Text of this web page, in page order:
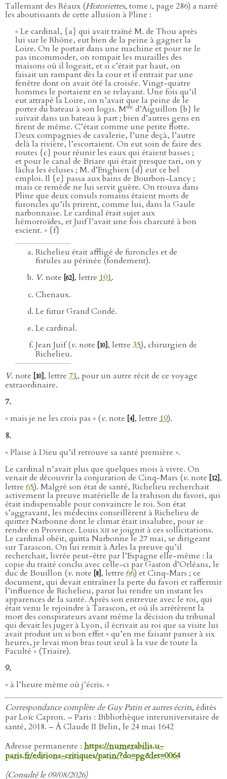
Tallemant des Réaux (Historiettes, tome i, page 286) a narré
les aboutissants de cette allusion à Pline :
« Le cardinal, {a} qui avait traîné M. de Thou après
lui sur le Rhône, eut bien de la peine à gagner la
Loire. On le portait dans une machine et pour ne le
pas incommoder, on rompait les murailles des
maisons où il logeait, et si c’était par haut, on
faisait un rampant dès la cour et il entrait par une
fenêtre dont on avait ôté la croisée. Vingt-quatre
hommes le portaient en se relayant. Une fois qu’il
eut attrapé la Loire, on n’avait que la peine de le
porter du bateau à son logis. Mme d’Aiguillon {b} le
suivait dans un bateau à part ; bien d’autres gens en
firent de même. C’était comme une petite flotte.
Deux compagnies de cavalerie, l’une deçà, l’autre
delà la rivière, l’escortaient. On eut soin de faire des
routes {c} pour réunir les eaux qui étaient basses ;
et pour le canal de Briare qui était presque tari, on y
lâcha les écluses ; M. d’Enghien {d} eut ce bel
emploi. Il {e} passa aux bains de Bourbon-Lancy ;
mais ce remède ne lui servit guère. On trouva dans
Pline que deux consuls romains étaient morts de
furoncles qu’ils prirent, comme lui, dans la Gaule
narbonnaise. Le cardinal était sujet aux
hémorroïdes, et Juif l’avait une fois charcuté à bon
escient. » {f}
Richelieu était affligé de furoncles et de
fistules au périnée (fondement).
V. note [62] , lettre 101.
Chenaux.
Le futur Grand Condé.
Le cardinal.
Jean Juif (v. note [10] , lettre 35), chirurgien de
Richelieu.
V. note [10] , lettre 71, pour un autre récit de ce voyage
extraordinaire.
7.
« mais je ne les crois pas » (v. note [4] , lettre 19).
8.
« Plaise à Dieu qu’il retrouve sa santé première ».
Le cardinal n’avait plus que quelques mois à vivre. On
venait de découvrir la conjuration de Cinq-Mars (v. note [12] ,
lettre 65). Malgré son état de santé, Richelieu recherchait
activement la preuve matérielle de la trahison du favori, qui
était indispensable pour convaincre le roi. Son état
s’aggravant, les médecins conseillèrent à Richelieu de
quitter Narbonne dont le climat était insalubre, pour se
rendre en Provence. Louis xiiise joignit à ces sollicitations.
Le cardinal obéit, quitta Narbonne le 27 mai, se dirigeant
sur Tarascon. On lui remit à Arles la preuve qu’il
recherchait, livrée peut-être par l’Espagne elle-même : la
copie du traité conclu avec celle-ci par Gaston d’Orléans, le
duc de Bouillon (v. note [8] , lettre 66) et Cinq-Mars ; ce
document, qui devait entraîner la perte du favori et raffermir
l’influence de Richelieu, parut lui rendre un instant les
apparences de la santé. Après son entrevue avec le roi, qui
était venu le rejoindre à Tarascon, et où ils arrêtèrent la
mort des conspirateurs avant même la décision du tribunal
qui devait les juger à Lyon, il écrivait au roi que sa visite lui
avait produit un si bon effet « qu’en me faisant panser à six
heures, je levai mon bras tout seul à la vue de toute la
Faculté » (Triaire).
9.
« à l’heure même où j’écris. »
Correspondance complète de Guy Patin et autres écrits, édités
par Loïc Capron. – Paris : Bibliothèque interuniversitaire de
santé, 2018. – À Claude II Belin, le 24 mai 1642
Adresse permanente : https://numerabilis.u-
paris.fr/editions-critiques/patin/?do=pg&let=0064
(Consulté le 09/08/2026)